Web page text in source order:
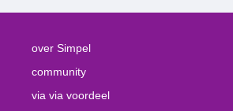
over Simpel
community
via via voordeel